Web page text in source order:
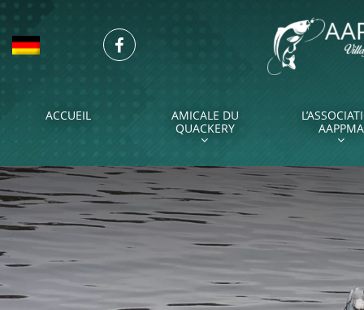
contenu
Facebook
ACCUEIL
AMICALE DU
QUACKERY
AAPPMA